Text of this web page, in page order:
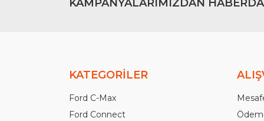
KAMPANYALARIMIZDAN
KATEGORİLER
Ford C-Max
Ford Connect